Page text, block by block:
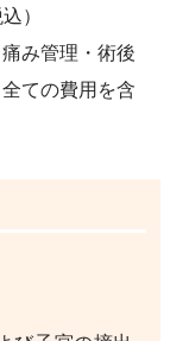
）
み管理・術後
ての費用を含